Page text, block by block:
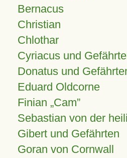
Bernacus
Christian
Chlothar
Cyriacus und
Donatus und
Eduard Oldcorne
Finian Cam
Sebastian von der
Gibert und Gefährten
Goran von Cornwall